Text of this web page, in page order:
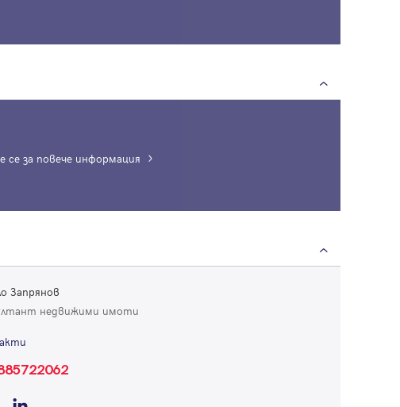
се за повече информация
Запрянов
недвижими имоти
Благодарим ви! Очаквайте скоро да се свържем с вас!
Вход
по-подробна информация.
Имейл